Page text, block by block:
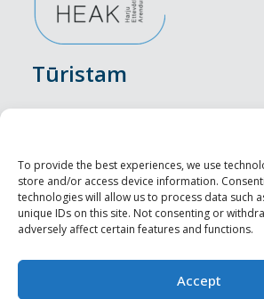
To provide the best experiences, we use
store and/or access device information.
technologies will allow us to process data such
unique IDs on this site. Not consenting or
adversely affect certain features and functions.
Accept
Tūristam
Nakšņošana
Vietas maltītei
Apskates objekti